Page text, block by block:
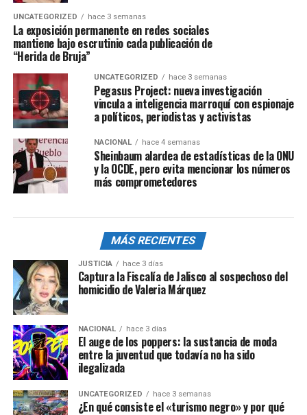
UNCATEGORIZED hace 3 semanas
La exposición permanente en redes sociales
mantiene bajo escrutinio cada publicación de
“Herida de Bruja”
UNCATEGORIZED hace 3 semanas
Pegasus Project: nueva investigación
vincula a inteligencia marroquí con espionaje
a políticos, periodistas y activistas
NACIONAL hace 4 semanas
Sheinbaum alardea de estadísticas de la ONU
y la OCDE, pero evita mencionar los números
más comprometedores
MÁS RECIENTES
JUSTICIA hace 3 días
Captura la Fiscalía de Jalisco al sospechoso del
homicidio de Valeria Márquez
NACIONAL hace 3 días
El auge de los poppers: la sustancia de moda
entre la juventud que todavía no ha sido
ilegalizada
UNCATEGORIZED hace 3 semanas
¿En qué consiste el «turismo negro» y por qué